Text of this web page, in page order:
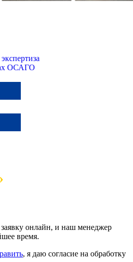
ОСАГО
онлайн, и наш менеджер
время.
, я даю согласие на обработку